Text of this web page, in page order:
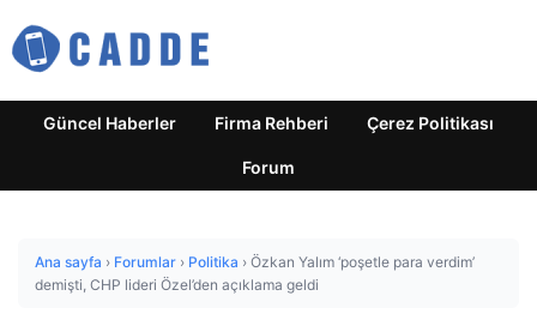
Güncel Haberler Firma Rehberi Çerez Politikası
Forum
Ana sayfa › Forumlar › Politika › Özkan Yalım ‘poşetle para verdim’
demişti, CHP lideri Özel’den açıklama geldi